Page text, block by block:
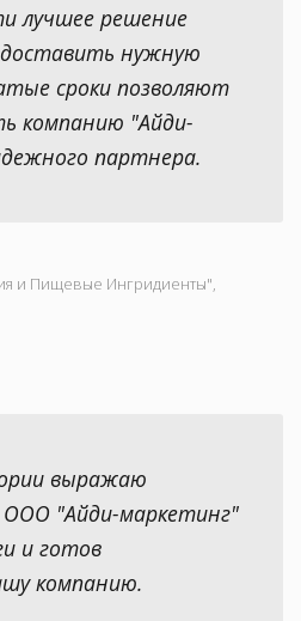
лучшее решение
нужную
сроки позволяют
компанию "Айди-
партнера.
и Пищевые Ингридиенты",
выражаю
"Айди-маркетинг"
и готов
компанию.